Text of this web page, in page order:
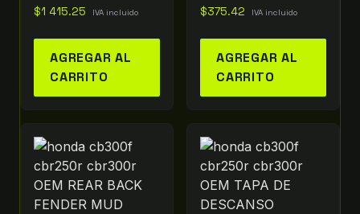
$1 415.25 IVA incluido
AGREGAR AL
CARRITO
$375.42 IVA incluido
AGREGAR AL
CARRITO